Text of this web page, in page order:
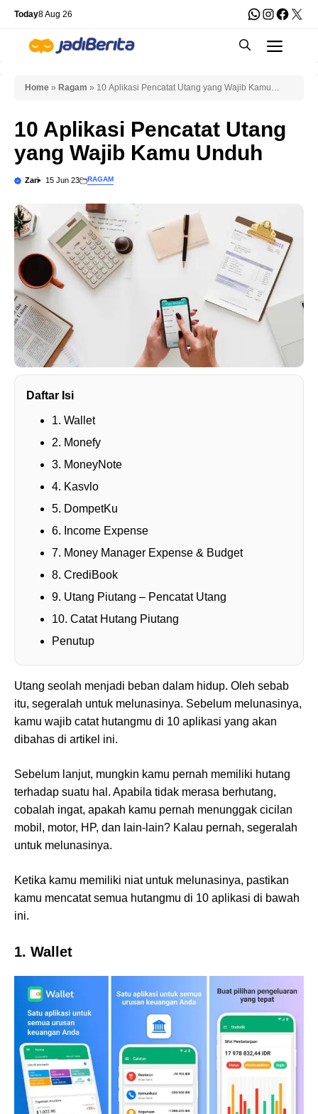
Skip
content
Today8 Aug 26 WhatsApp
X
Home » Ragam » 10 Aplikasi Pencatat Utang yang Wajib Kamu
10 Aplikasi Pencatat Utang
yang Wajib Kamu Unduh
Zari 15 Jun 23 RAGAM
Daftar Isi
1. Wallet
2. Monefy
3. MoneyNote
4. Kasvlo
5. DompetKu
6. Income Expense
7. Money Manager Expense & Budget
8. CrediBook
9. Utang Piutang – Pencatat Utang
10. Catat Hutang Piutang
Penutup
Utang seolah menjadi beban dalam hidup. Oleh sebab
itu, segeralah untuk melunasinya. Sebelum melunasinya,
kamu wajib catat hutangmu di 10 aplikasi yang akan
dibahas di artikel ini.
Sebelum lanjut, mungkin kamu pernah memiliki hutang
terhadap suatu hal. Apabila tidak merasa berhutang,
cobalah ingat, apakah kamu pernah menunggak cicilan
mobil, motor, HP, dan lain-lain? Kalau pernah, segeralah
untuk melunasinya.
Ketika kamu memiliki niat untuk melunasinya, pastikan
kamu mencatat semua hutangmu di 10 aplikasi di bawah
ini.
1. Wallet